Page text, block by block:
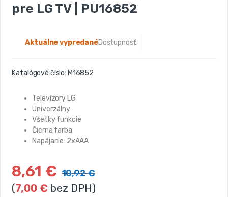
pre LG TV | PU16852
Dostupnosť:
Aktuálne vypredané
Katalógové číslo: M16852
Televízory LG
Univerzálny
Všetky funkcie
Čierna farba
Napájanie: 2xAAA
8,61 € 10,92€
(7,00 € bez DPH)